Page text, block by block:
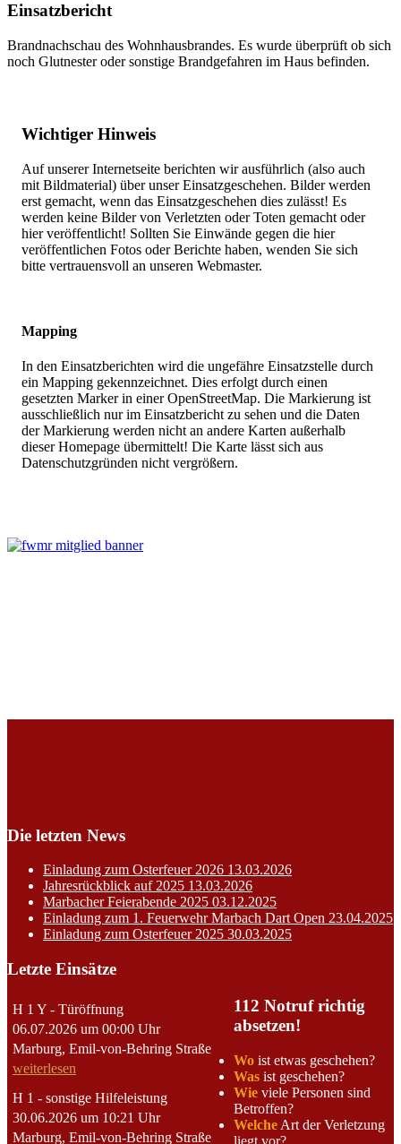
Einsatzbericht
Brandnachschau des Wohnhausbrandes. Es wurde überprüft ob sich
noch Glutnester oder sonstige Brandgefahren im Haus befinden.
Wichtiger Hinweis
Auf unserer Internetseite berichten wir ausführlich (also auch
mit Bildmaterial) über unser Einsatzgeschehen. Bilder werden
erst gemacht, wenn das Einsatzgeschehen dies zulässt! Es
werden keine Bilder von Verletzten oder Toten gemacht oder
hier veröffentlicht! Sollten Sie Einwände gegen die hier
veröffentlichen Fotos oder Berichte haben, wenden Sie sich
bitte vertrauensvoll an unseren Webmaster.
Mapping
In den Einsatzberichten wird die ungefähre Einsatzstelle durch
ein Mapping gekennzeichnet. Dies erfolgt durch einen
gesetzten Marker in einer OpenStreetMap. Die Markierung ist
ausschließlich nur im Einsatzbericht zu sehen und die Daten
der Markierung werden nicht an andere Karten außerhalb
dieser Homepage übermittelt! Die Karte lässt sich aus
Datenschutzgründen nicht vergrößern.
Die letzten News
Einladung zum Osterfeuer 2026 13.03.2026
Jahresrückblick auf 2025 13.03.2026
Marbacher Feierabende 2025 03.12.2025
Einladung zum 1. Feuerwehr Marbach Dart Open 23.04.2025
Einladung zum Osterfeuer 2025 30.03.2025
Letzte Einsätze
H 1 Y - Türöffnung
06.07.2026 um 00:00 Uhr
Marburg, Emil-von-Behring Straße
weiterlesen
H 1 - sonstige Hilfeleistung
30.06.2026 um 10:21 Uhr
Marburg, Emil-von-Behring Straße
112 Notruf richtig
absetzen!
Wo ist etwas geschehen?
Was ist geschehen?
Wie viele Personen sind
Betroffen?
Welche Art der Verletzung
liegt vor?